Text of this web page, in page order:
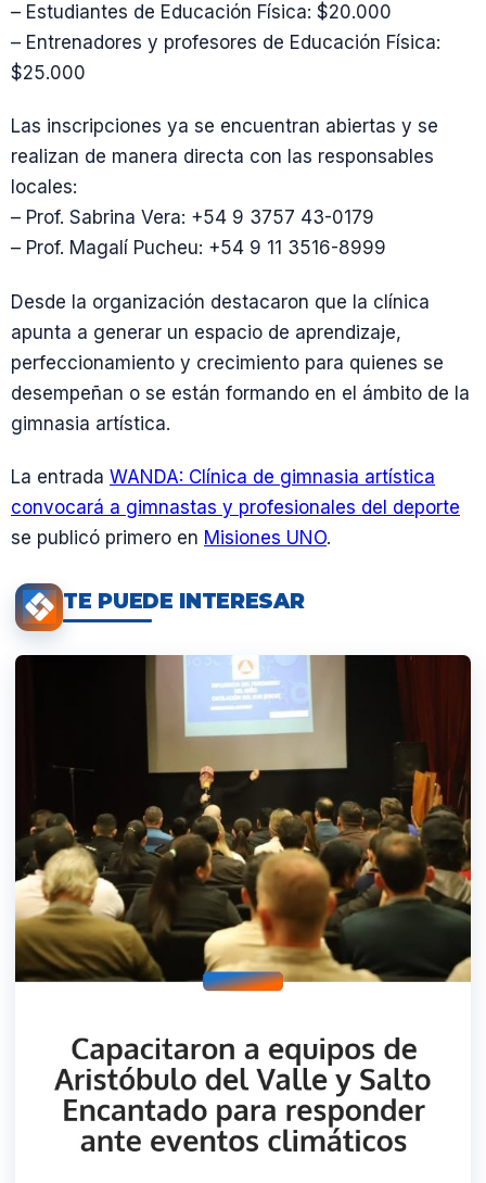
– Estudiantes de Educación Física: $20.000
– Entrenadores y profesores de Educación Física:
$25.000
Las inscripciones ya se encuentran abiertas y se
realizan de manera directa con las responsables
locales:
– Prof. Sabrina Vera: +54 9 3757 43-0179
– Prof. Magalí Pucheu: +54 9 11 3516-8999
Desde la organización destacaron que la clínica
apunta a generar un espacio de aprendizaje,
perfeccionamiento y crecimiento para quienes se
desempeñan o se están formando en el ámbito de la
gimnasia artística.
La entrada WANDA: Clínica de gimnasia artística
convocará a gimnastas y profesionales del deporte
se publicó primero en Misiones UNO.
TE PUEDE INTERESAR